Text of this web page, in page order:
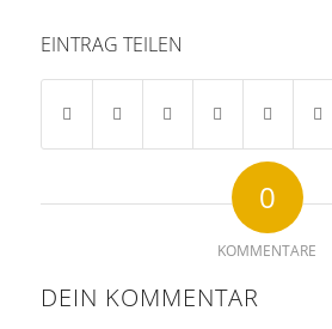
EINTRAG TEILEN
0
KOMMENTARE
DEIN KOMMENTAR